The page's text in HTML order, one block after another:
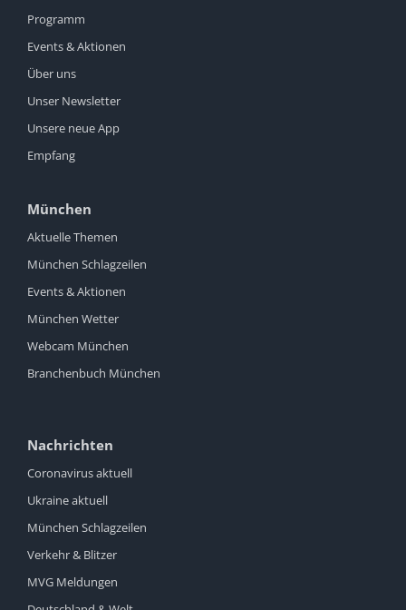
Programm
Events & Aktionen
Über uns
Unser Newsletter
Unsere neue App
Empfang
München
Aktuelle Themen
München Schlagzeilen
Events & Aktionen
München Wetter
Webcam München
Branchenbuch München
Nachrichten
Coronavirus aktuell
Ukraine aktuell
München Schlagzeilen
Verkehr & Blitzer
MVG Meldungen